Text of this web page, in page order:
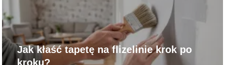
Jak kłaść tapetę na flizelinie krok po
kroku?